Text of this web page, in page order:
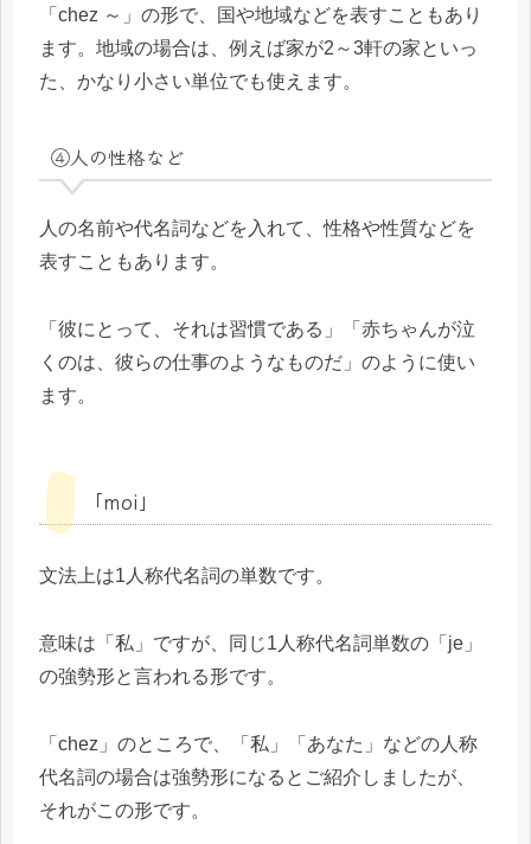
「chez ～」の形で、国や地域などを表すこともあり
ます。地域の場合は、例えば家が2～3軒の家といっ
た、かなり小さい単位でも使えます。
④人の性格など
人の名前や代名詞などを入れて、性格や性質などを
表すこともあります。
「彼にとって、それは習慣である」「赤ちゃんが泣
くのは、彼らの仕事のようなものだ」のように使い
ます。
「moi」
文法上は1人称代名詞の単数です。
意味は「私」ですが、同じ1人称代名詞単数の「je」
の強勢形と言われる形です。
「chez」のところで、「私」「あなた」などの人称
代名詞の場合は強勢形になるとご紹介しましたが、
それがこの形です。